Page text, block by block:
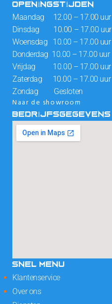
OPENINGSTIJDEN
Maandag 12.00 – 17.00 uur
Dinsdag 10.00 – 17.00 uur
Woensdag 10.00 – 17.00 uur
Donderdag 10.00 – 17.00 uur
Vrijdag 10.00 – 17.00 uur
Zaterdag 10.00 – 17.00 uur
Zondag Gesloten
Naar de showroom
BEDRIJFSGEGEVENS
SNEL MENU
Klantenservice
Over ons